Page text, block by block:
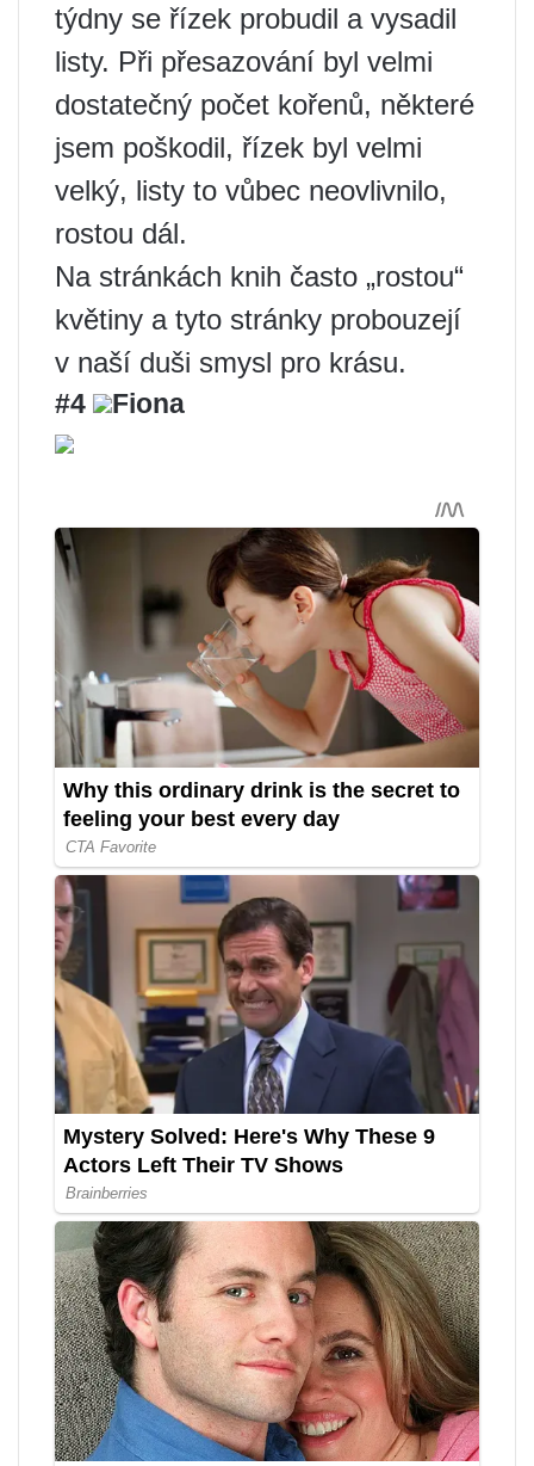
týdny se řízek probudil a vysadil
listy. Při přesazování byl velmi
dostatečný počet kořenů, některé
jsem poškodil, řízek byl velmi
velký, listy to vůbec neovlivnilo,
rostou dál.
Na stránkách knih často „rostou“
květiny a tyto stránky probouzejí
v naší duši smysl pro krásu.
#4 Fiona